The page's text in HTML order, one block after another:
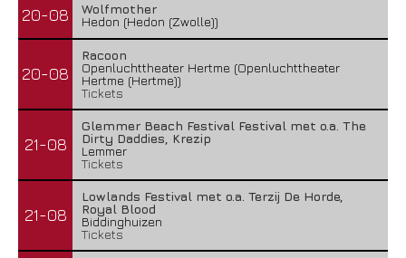
20-08
Wolfmother
Hedon (Hedon (Zwolle))
20-08
Racoon
Openluchttheater Hertme (Openluchttheater
Hertme (Hertme))
Tickets
21-08
Glemmer Beach Festival Festival met o.a. The
Dirty Daddies, Krezip
Lemmer
Tickets
21-08
Lowlands Festival met o.a. Terzij De Horde,
Royal Blood
Biddinghuizen
Tickets